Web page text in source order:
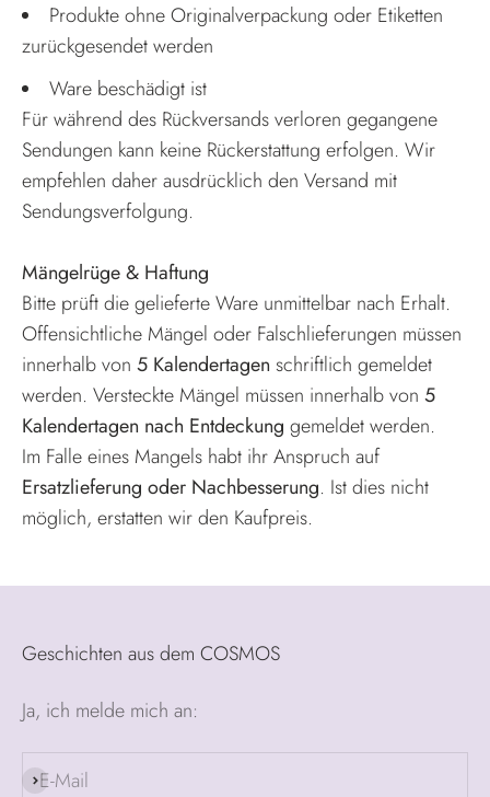
Produkte ohne Originalverpackung oder Etiketten
zurückgesendet werden
Ware beschädigt ist
Für während des Rückversands verloren gegangene
Sendungen kann keine Rückerstattung erfolgen. Wir
empfehlen daher ausdrücklich den Versand mit
Sendungsverfolgung.
Mängelrüge & Haftung
Bitte prüft die gelieferte Ware unmittelbar nach Erhalt.
Offensichtliche Mängel oder Falschlieferungen müssen
innerhalb von 5 Kalendertagen schriftlich gemeldet
werden. Versteckte Mängel müssen innerhalb von 5
Kalendertagen nach Entdeckung gemeldet werden.
Im Falle eines Mangels habt ihr Anspruch auf
Ersatzlieferung oder Nachbesserung. Ist dies nicht
möglich, erstatten wir den Kaufpreis.
Geschichten aus dem COSMOS
Ja, ich melde mich an:
E-Mail
Abonnieren